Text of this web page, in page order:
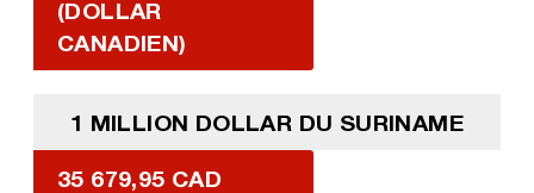
(DOLLAR
CANADIEN)
1 MILLION DOLLAR DU SURINAME
35 679,95 CAD